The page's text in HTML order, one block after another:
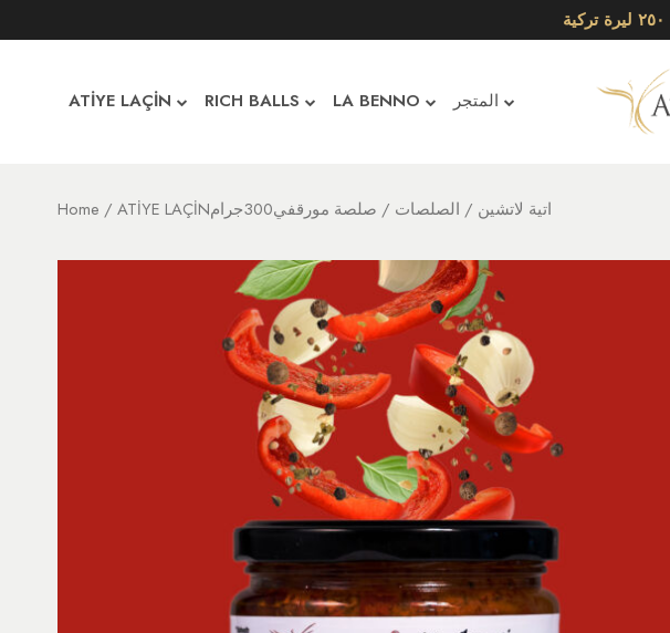
ATİYE LAÇİN RICH BALLS LA BENNO المتجر
Home / ATİYE LAÇİNاتية لاتشين / الصلصات / صلصة مورقفي300جرام